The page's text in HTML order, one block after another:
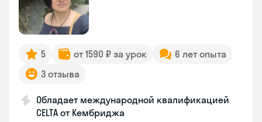
5 от 1590 ₽ за урок
6 лет опыта
3 отзыва
Обладает международной квалификацией
CELTA от Кембриджа